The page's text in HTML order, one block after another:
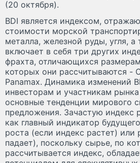
(20 октября).
BDI является индексом,
стоимости морской
металла, железной руды, угля, а
включает в себя три других
фрахта, отличающихся
которых они рассчитываются -
Panamax. Динамика изменений
инвесторам и участникам
основные тенденции мирового
предложения. Зачастую индекс
как главный индикатор
роста (если индекс растет) или
падает), поскольку сырье, по
рассчитывается индекс,